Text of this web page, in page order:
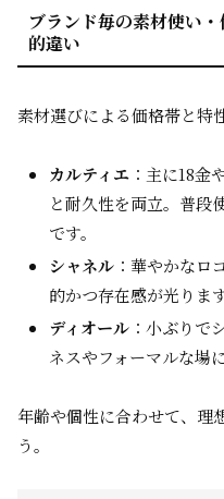
ブランド毎の素材使い
的違い
素材選びによる価格帯と特
カルティエ ：主に18金
と耐久性を両立。普段
です。
シャネル ：華やかなロ
的かつ存在感が光りま
ディオール ：小ぶりで
ネスやフォーマルな場
年齢や個性に合わせて、理
う。